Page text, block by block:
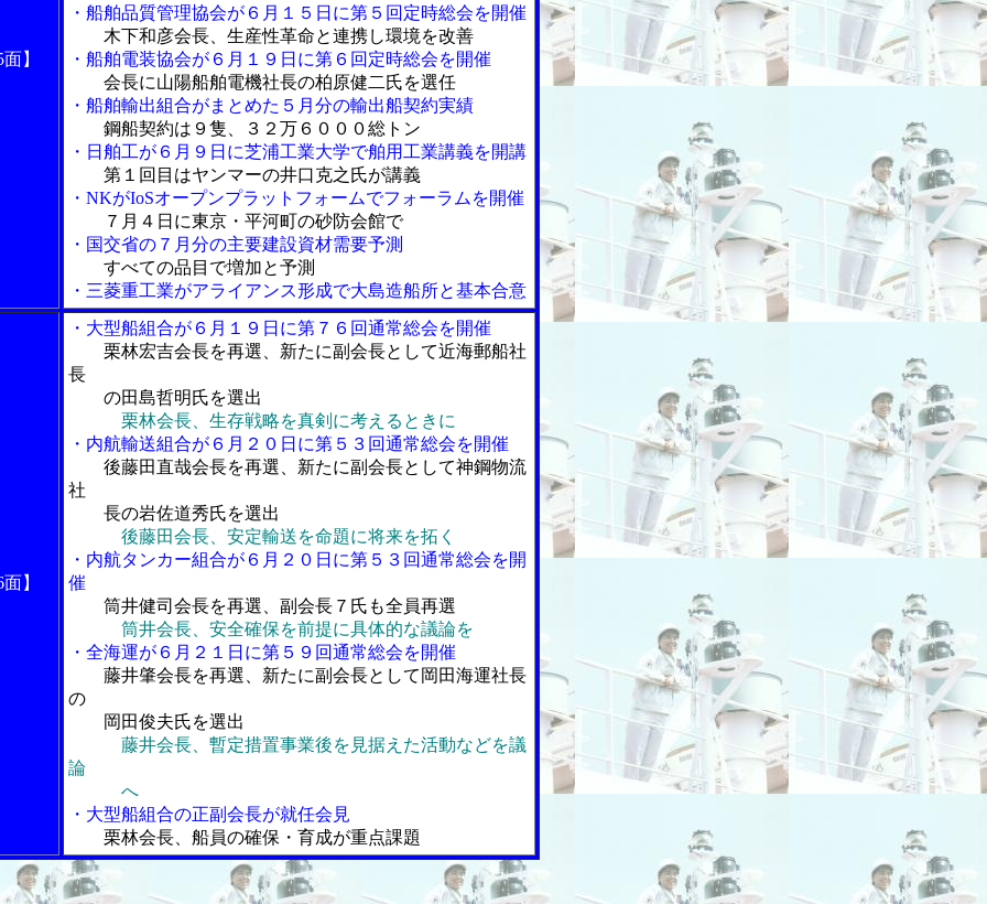
】
・船舶品質管理協会が６月１５日に第５回定時総会を開催
木下和彦会長、生産性革命と連携し環境を改善
・船舶電装協会が６月１９日に第６回定時総会を開催
会長に山陽船舶電機社長の柏原健二氏を選任
・船舶輸出組合がまとめた５月分の輸出船契約実績
鋼船契約は９隻、３２万６０００総トン
・日舶工が６月９日に芝浦工業大学で舶用工業講義を開講
第１回目はヤンマーの井口克之氏が講義
・NKがIoSオープンプラットフォームでフォーラムを開催
７月４日に東京・平河町の砂防会館で
・国交省の７月分の主要建設資材需要予測
すべての品目で増加と予測
・三菱重工業がアライアンス形成で大島造船所と基本合意
】
・大型船組合が６月１９日に第７６回通常総会を開催
栗林宏吉会長を再選、新たに副会長として近海郵船社
長
の田島哲明氏を選出
栗林会長、生存戦略を真剣に考えるときに
・内航輸送組合が６月２０日に第５３回通常総会を開催
後藤田直哉会長を再選、新たに副会長として神鋼物流
社
長の岩佐道秀氏を選出
後藤田会長、安定輸送を命題に将来を拓く
・内航タンカー組合が６月２０日に第５３回通常総会を開
催
筒井健司会長を再選、副会長７氏も全員再選
筒井会長、安全確保を前提に具体的な議論を
・全海運が６月２１日に第５９回通常総会を開催
藤井肇会長を再選、新たに副会長として岡田海運社長
の
岡田俊夫氏を選出
藤井会長、暫定措置事業後を見据えた活動などを議
論
へ
・大型船組合の正副会長が就任会見
栗林会長、船員の確保・育成が重点課題